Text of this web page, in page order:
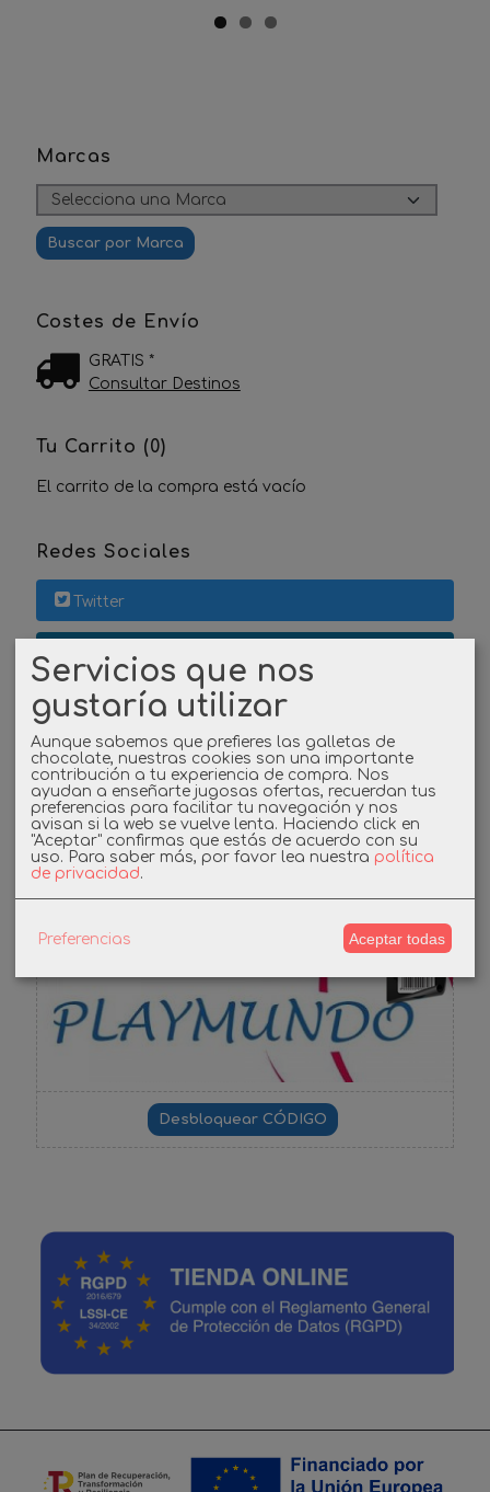
Marcas
Costes de Envío
GRATIS *
Consultar Destinos
Tu Carrito (0)
El carrito de la compra está vacío
Redes Sociales
Twitter
Linkedin
Instagram
Facebook
Cupones
-3%
Servicios que nos
gustaría utilizar
Aunque sabemos que prefieres las galletas de
chocolate, nuestras cookies son una importante
contribución a tu experiencia de compra. Nos
ayudan a enseñarte jugosas ofertas, recuerdan tus
preferencias para facilitar tu navegación y nos
avisan si la web se vuelve lenta. Haciendo click en
"Aceptar" confirmas que estás de acuerdo con su
uso. Para saber más, por favor lea nuestra política
de privacidad.
Preferencias Aceptar todas